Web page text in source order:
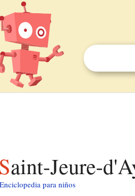
Saint-Jeure-
Enciclopedia para niños